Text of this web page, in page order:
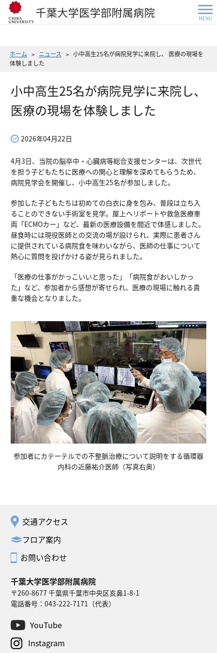
MENU
ホーム ニュース
小中高生25名が病院見学に来院し、 医療の現場を
体験しました
小中高生25名が病院見学に来院し、
医療の現場を体験しました
2026年04月22日
4月3日、当院の脳卒中・心臓病等総合支援センターは、次世代
を担う子どもたちに医療への関心と理解を深めてもらうため、
病院見学会を開催し、小中高生25名が参加しました。
参加した子どもたちは初めての白衣に身を包み、普段は立ち入
ることのできない手術室を見学。屋上ヘリポートや救急医療車
両「ECMOカー」など、最新の医療設備を間近で体感しました。
昼食時には現役医師との交流の場が設けられ、実際に患者さん
に提供されている病院食を味わいながら、医師の仕事について
熱心に質問を投げかける姿が見られました。
「医療の仕事がかっこいいと思った」「病院食がおいしかっ
た」など、参加者から感想が寄せられ、医療の現場に触れる貴
重な機会となりました。
参加者にカテーテルでの不整脈治療について説明をする循環器
内科の近藤祐介医師（写真右奥）
千葉大学医学部附属病院
〒260-8677 千葉県千葉市中央区亥鼻1-8-1
電話番号：043-222-7171 （代表）
YouTube
Instagram
交通アクセス
フロア案内
お問い合わせ